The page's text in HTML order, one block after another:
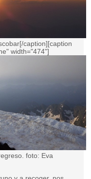
caption][caption
width="474"]
foto: Eva